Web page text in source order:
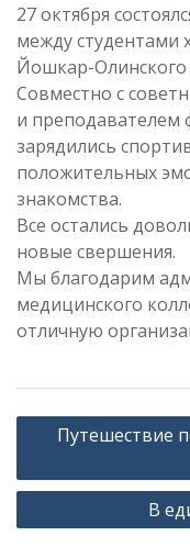
27 октября
между студентами
Йошкар-Олинского
Совместно с
и преподавателем
зарядились
положительных
знакомства.
Все остались
новые свершения.
Мы благодарим
медицинского
отличную
Навигация
записям
Путешествие
В